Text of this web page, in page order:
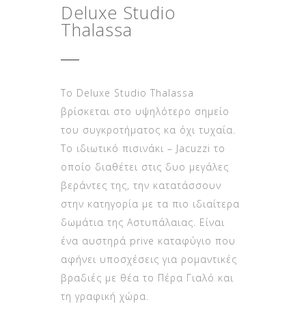
Deluxe Studio
Thalassa
Το Deluxe Studio Thalassa
βρίσκεται στο υψηλότερο σημείο
του συγκροτήματος κα όχι τυχαία.
Το ιδιωτικό πισινάκι – Jacuzzi το
οποίο διαθέτει στις δυο μεγάλες
βεράντες της, την κατατάσσουν
στην κατηγορία με τα πιο ιδιαίτερα
δωμάτια της Αστυπάλαιας. Είναι
ένα αυστηρά prive καταφύγιο που
αφήνει υποσχέσεις για ρομαντικές
βραδιές με θέα το Πέρα Γιαλό και
τη γραφική χώρα.